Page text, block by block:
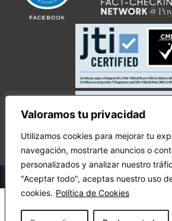
Valoramos tu privacidad
Utilizamos cookies para mejorar tu
navegación, mostrarte anuncios o
personalizados y analizar nuestro
"Aceptar todo", aceptas nuestro uso
cookies. Política de Cookies
© Copyright Ecuador Chequea 2025.